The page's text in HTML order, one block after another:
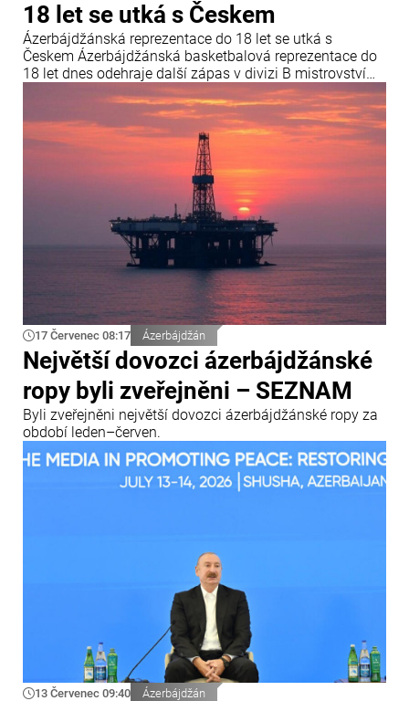
18 let se utká s Českem
Ázerbájdžánská reprezentace do 18 let se utká s
Českem Ázerbájdžánská basketbalová reprezentace do
18 let dnes odehraje další zápas v divizi B mistrovství
Evropy FIBA. V závěrečném kole skupiny B se
ázerbájdžánský tým utká s reprezentací České republiky.
Utkání se odehraje v chorvatské Opatiji a začne ve 18:00
středoevropského letního času.
17 Červenec 08:17 Ázerbájdžán
Největší dovozci ázerbájdžánské
ropy byli zveřejněni – SEZNAM
Byli zveřejněni největší dovozci ázerbájdžánské ropy za
období leden–červen.
13 Červenec 09:40 Ázerbájdžán